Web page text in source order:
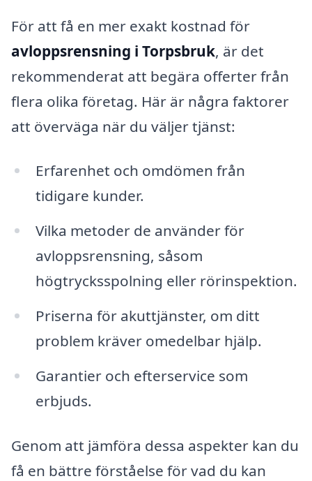
För att få en mer exakt kostnad för
avloppsrensning i Torpsbruk, är det
rekommenderat att begära offerter från
flera olika företag. Här är några faktorer
att överväga när du väljer tjänst:
Erfarenhet och omdömen från
tidigare kunder.
Vilka metoder de använder för
avloppsrensning, såsom
högtrycksspolning eller rörinspektion.
Priserna för akuttjänster, om ditt
problem kräver omedelbar hjälp.
Garantier och efterservice som
erbjuds.
Genom att jämföra dessa aspekter kan du
få en bättre förståelse för vad du kan